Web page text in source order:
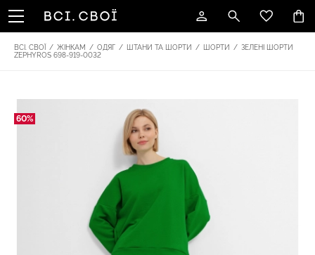
ВСІ. СВОЇ / ЖІНКАМ / ОДЯГ / ШТАНИ ТА ШОРТИ / ШОРТИ / ЗЕЛЕНІ ШОРТИ
ZEPHYROS 698-919-0032
60%